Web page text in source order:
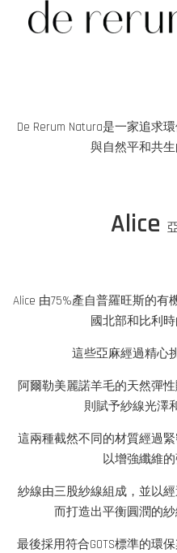
De Rerum Natura是一家追求
與自然平和共生
Alice
Alice 由75%產自普羅旺斯的
國北部和比利
這些亞麻經過精心
阿爾勒美麗諾羊毛的天然彈
則賦予紗線光澤
這兩種截然不同的材質經過
以增強纖維的
紗線由三股紗線組成，並以
而打造出平衡圓潤的紗
最後採用符合GOTS標準的環